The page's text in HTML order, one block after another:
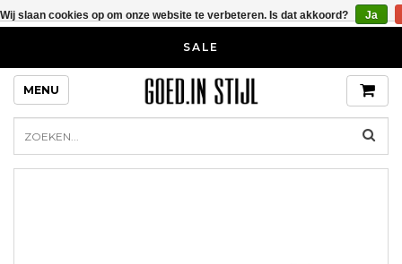
SALE
MENU
Wij slaan cookies op om onze website te verbeteren. Is dat akkoord? Ja